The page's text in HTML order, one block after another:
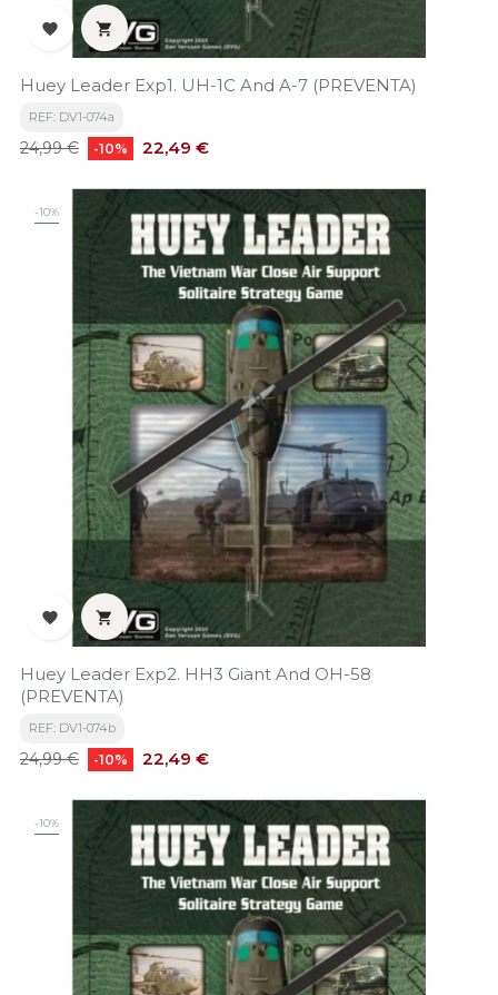
 
Huey Leader Exp1. UH-1C And A-7 (PREVENTA)
REF: DV1-074a
Precio
24,99 € -10% Precio
22,49 €
-10%
 
Huey Leader Exp2. HH3 Giant And OH-58
(PREVENTA)
REF: DV1-074b
Precio
24,99 € -10% Precio
22,49 €
-10%